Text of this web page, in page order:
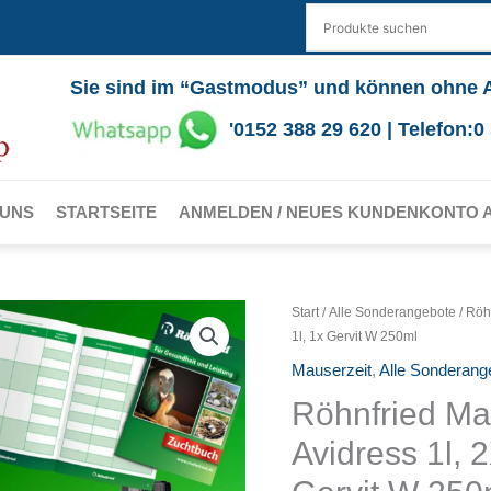
Sie sind im “Gastmodus” und können ohne
'0152 388 29 620 | Telefon:0
STARTSEITE ANMELDEN / NEUES KUNDENKONTO
Start/Alle Sonderangebote /
1l, 1x Gervit W 250ml
Mauserzeit, Alle
Röhnfried
Avidress 1l,